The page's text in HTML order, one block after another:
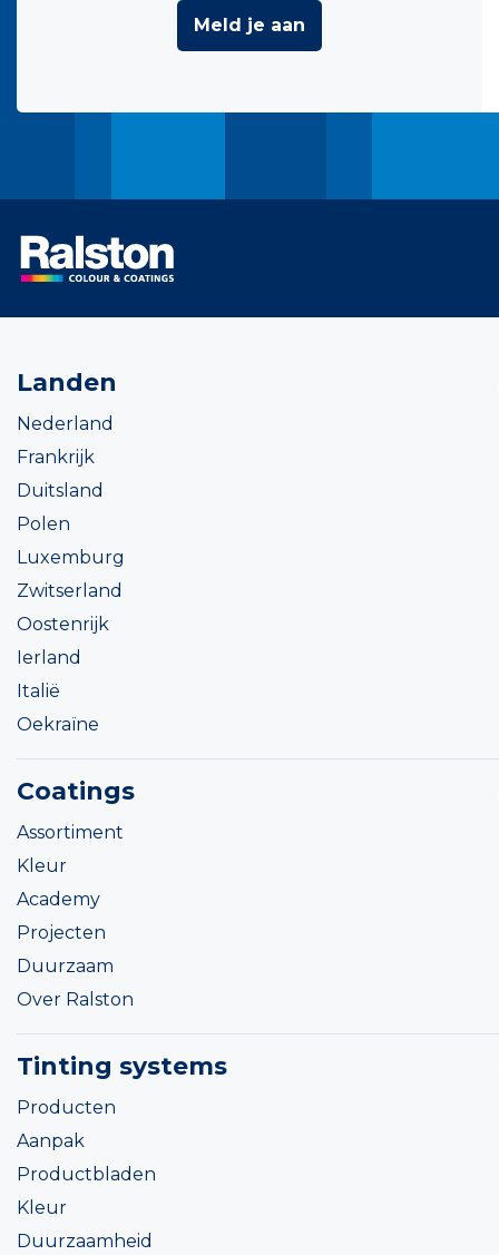
Meld je aan
Landen
Nederland
Frankrijk
Duitsland
Polen
Luxemburg
Zwitserland
Oostenrijk
Ierland
Italië
Oekraïne
Coatings
Assortiment
Kleur
Academy
Projecten
Duurzaam
Over Ralston
Tinting systems
Producten
Aanpak
Productbladen
Kleur
Duurzaamheid